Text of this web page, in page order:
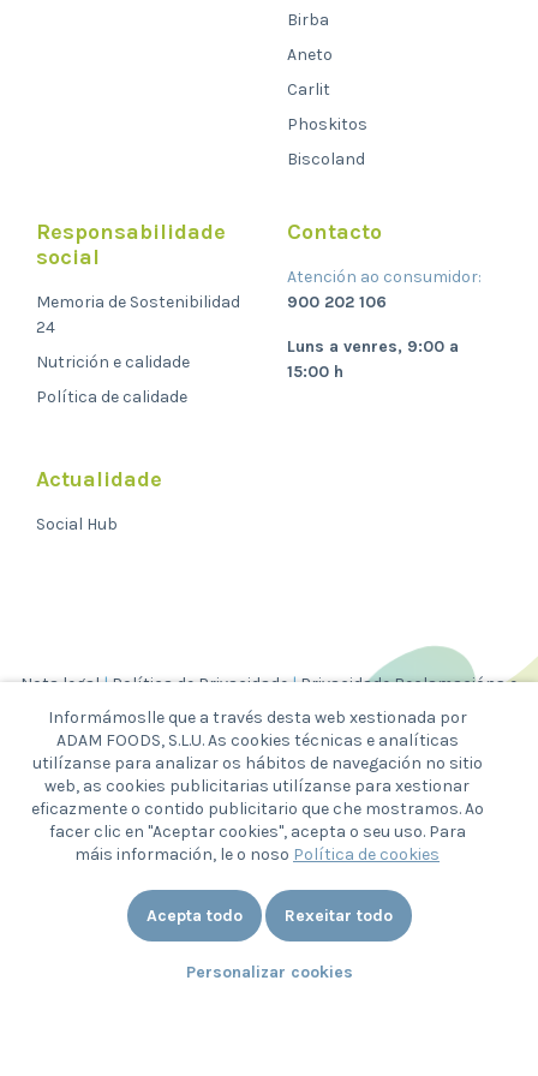
Birba
Aneto
Carlit
Phoskitos
Biscoland
Responsabilidade
social
Memoria de Sostenibilidad
24
Nutrición e calidade
Política de calidade
Actualidade
Social Hub
Contacto
Atención ao consumidor:
900 202 106
Luns a venres, 9:00 a
15:00 h
ESTA EMPRESA ACOLLEUSE ÁS SUBVENCIÓNS DO
REXIONAL PARA AS REXIÓNS ULTRAPERIFÉRICAS
PARA O TRANSPORTE DE MERCADORÍAS EN
CANARIAS.
UNHA MANEIRA DE FACER EUROPA
TRIGORICO S.L.U.
Nota legal|Política de Privacidade|Privacidade Reclamacións e
Consultas
|Política de cookies|Canle ético
Informámoslle que a través desta web xestionada por
ADAM FOODS, S.L.U. As cookies técnicas e analíticas
utilízanse para analizar os hábitos de navegación no sitio
web, as cookies publicitarias utilízanse para xestionar
eficazmente o contido publicitario que che mostramos. Ao
facer clic en "Aceptar cookies", acepta o seu uso. Para
máis información, le o noso Política de cookies
Acepta todo Rexeitar todo
Personalizar cookies